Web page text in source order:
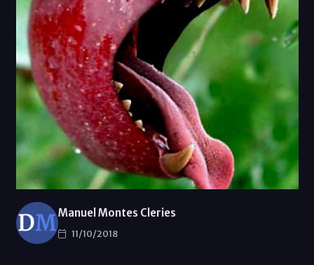
Manuel Montes Cleries
11/10/2018